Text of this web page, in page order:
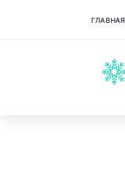
ГЛАВНАЯ